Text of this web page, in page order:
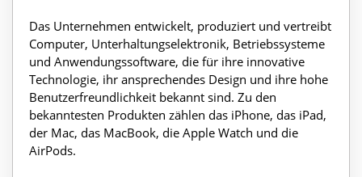
Das Unternehmen entwickelt, produziert und vertreibt
Computer, Unterhaltungselektronik, Betriebssysteme
und Anwendungssoftware, die für ihre innovative
Technologie, ihr ansprechendes Design und ihre hohe
Benutzerfreundlichkeit bekannt sind. Zu den
bekanntesten Produkten zählen das iPhone, das iPad,
der Mac, das MacBook, die Apple Watch und die
AirPods.